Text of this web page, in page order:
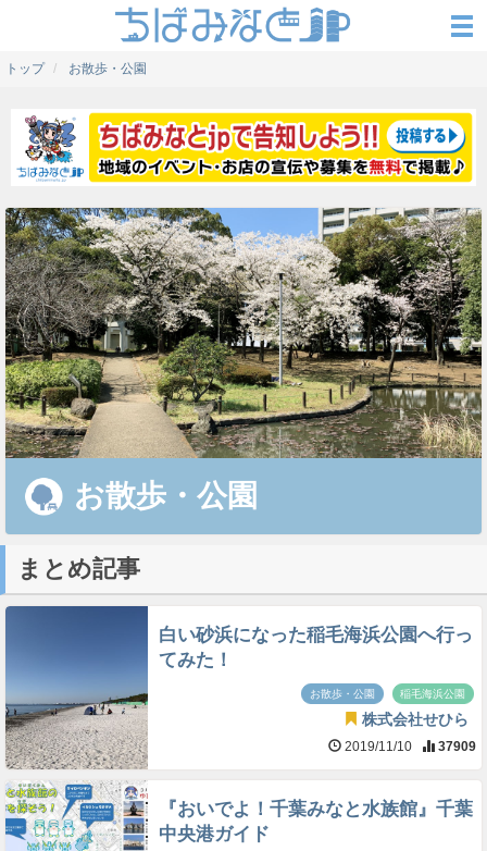
トップ お散歩・公園
お散歩・公園
まとめ記事
白い砂浜になった稲毛海浜公園へ行っ
てみた！
お散歩・公園 稲毛海浜公園
株式会社せひら
2019/11/10 37909
『おいでよ！千葉みなと水族館』千葉
中央港ガイド